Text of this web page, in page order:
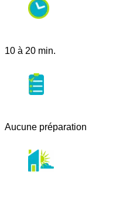
10 à 20 min.
Aucune préparation